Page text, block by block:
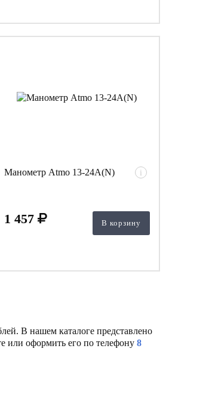
Манометр Atmo 13-24A(N) i
1 457 В корзину
В нашем каталоге представлено
или оформить его по телефону 8